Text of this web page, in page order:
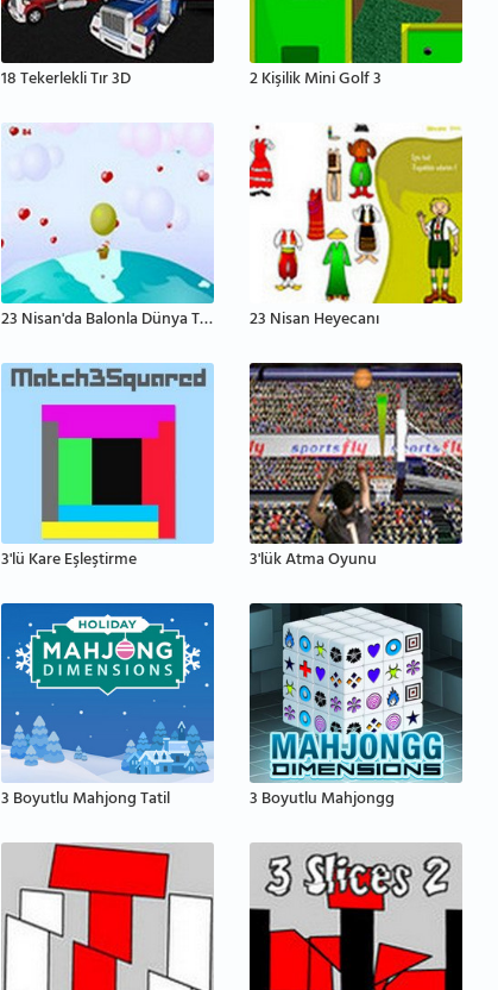
18 Tekerlekli Tır 3D 2 Kişilik Mini Golf 3
23 Nisan'da Balonla Dünya Turu 23 Nisan Heyecanı
3'lü Kare Eşleştirme 3'lük Atma Oyunu
3 Boyutlu Mahjong Tatil 3 Boyutlu Mahjongg